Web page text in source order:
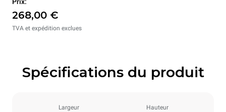
268,00 €
TVA et expédition exclues
Spécifications du produit
Largeur Hauteur